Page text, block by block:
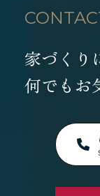
家づくり
何でもお